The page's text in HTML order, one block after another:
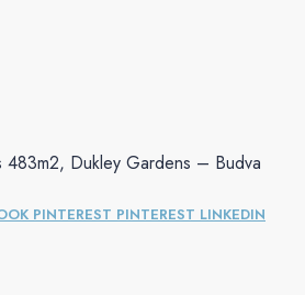
483m2, Dukley Gardens – Budva
PINTEREST PINTEREST LINKEDIN